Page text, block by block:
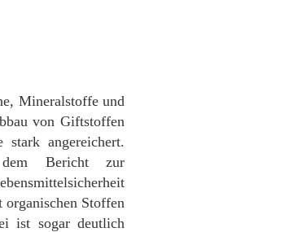
Mineralstoffe und
von Giftstoffen
angereichert.
Bericht zur
organischen Stoffen
ist sogar deutlich